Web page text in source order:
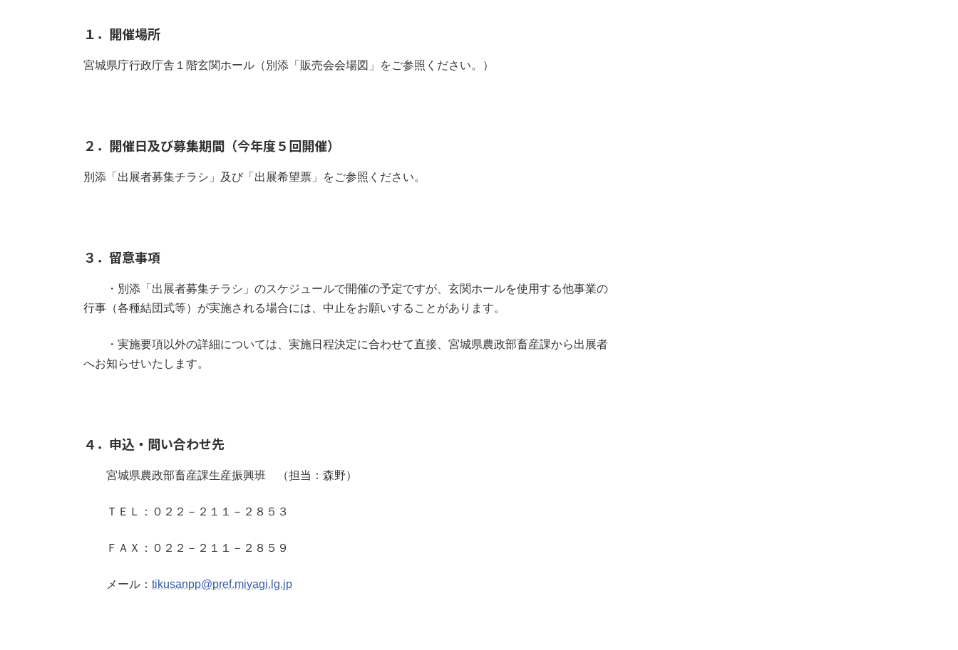
１．開催場所
宮城県庁行政庁舎１階玄関ホール（別添「販売会会場図」をご参照ください。）
２．開催日及び募集期間（今年度５回開催）
別添「出展者募集チラシ」及び「出展希望票」をご参照ください。
３．留意事項
・別添「出展者募集チラシ」のスケジュールで開催の予定ですが、玄関ホールを使用する他事業の
行事（各種結団式等）が実施される場合には、中止をお願いすることがあります。
・実施要項以外の詳細については、実施日程決定に合わせて直接、宮城県農政部畜産課から出展者
へお知らせいたします。
４．申込・問い合わせ先
宮城県農政部畜産課生産振興班 （担当：森野）
ＴＥＬ：０２２－２１１－２８５３
ＦＡＸ：０２２－２１１－２８５９
メール： tikusanpp@pref.miyagi.lg.jp